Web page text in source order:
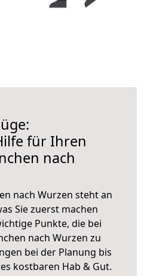
für Ihren
nach
nach Wurzen steht an
Sie zuerst machen
Punkte, die bei
nach Wurzen zu
bei der Planung bis
kostbaren Hab & Gut.